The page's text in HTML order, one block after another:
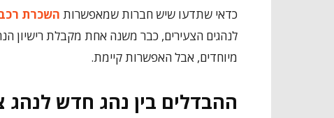
כדאי שתדעו שיש חברות שמאפשרות השכרת רכב
לנהגים הצעירים, כבר משנה אחת מקבלת רישיון
מיוחדים, אבל האפשרות קיימת.
ההבדלים בין נהג חדש